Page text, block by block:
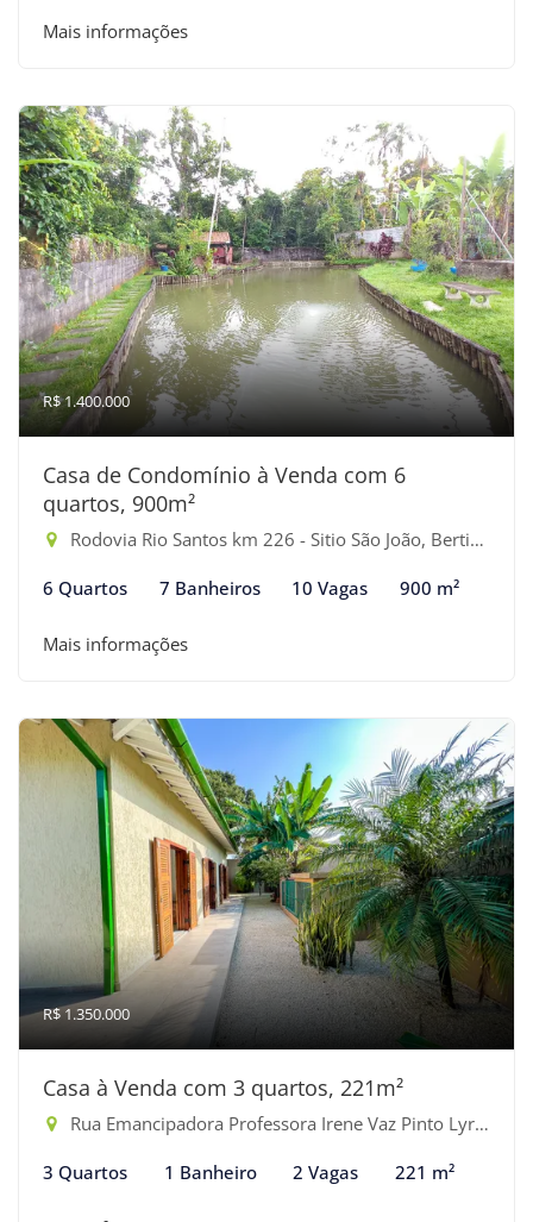
Mais informações
R$ 1.400.000
Casa de Condomínio à Venda com 6
quartos, 900m²
Rodovia Rio Santos km 226 - Sitio São João, Bertioga-SP
6 Quartos 7 Banheiros 10 Vagas 900 m²
Mais informações
R$ 1.350.000
Casa à Venda com 3 quartos, 221m²
Rua Emancipadora Professora Irene Vaz Pinto Lyra - Indaiá, Bertioga-SP
3 Quartos 1 Banheiro 2 Vagas 221 m²